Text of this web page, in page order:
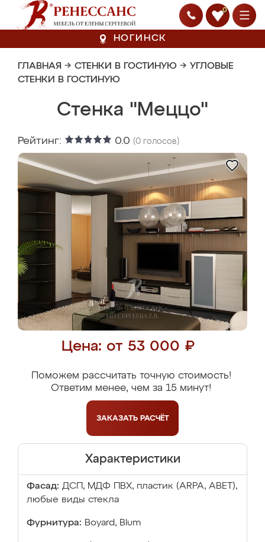
0
НОГИНСК
ГЛАВНАЯ → СТЕНКИ В ГОСТИНУЮ → УГЛОВЫЕ
СТЕНКИ В ГОСТИНУЮ
Стенка "Меццо"
Рейтинг: 0.0 (0 голосов)
Цена: от 53 000 ₽
Поможем рассчитать точную стоимость!
Ответим менее, чем за 15 минут!
ЗАКАЗАТЬ РАСЧЁТ
Характеристики
Фасад: ДСП, МДФ ПВХ, пластик (ARPA, ABET),
любые виды стекла
Фурнитура: Boyard, Blum